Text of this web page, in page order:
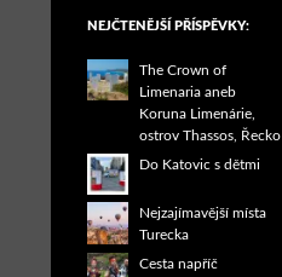
NEJČTENĚJŠÍ PŘÍSPĚVKY:
The Crown of
Limenaria aneb
Koruna Limenárie,
ostrov Thassos, Řecko
Do Katovic s dětmi
Nejzajímavější místa
Turecka
Cesta napříč